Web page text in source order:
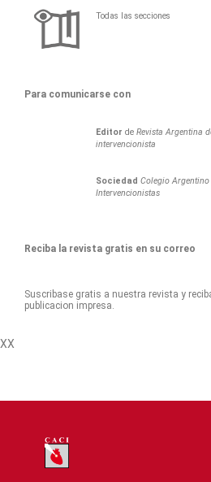
Todas las secciones
Para comunicarse con
Editor deRevista Argentina
intervencionista
Sociedad Colegio
Intervencionistas
Reciba la revista gratis en su correo
Suscribase gratis a nuestra revista y
publicacion impresa.
XX